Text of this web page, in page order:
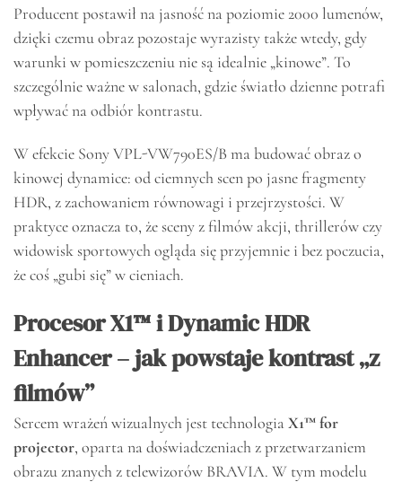
Producent postawił na jasność na poziomie 2000 lumenów,
dzięki czemu obraz pozostaje wyrazisty także wtedy, gdy
warunki w pomieszczeniu nie są idealnie „kinowe”. To
szczególnie ważne w salonach, gdzie światło dzienne potrafi
wpływać na odbiór kontrastu.
W efekcie Sony VPL-VW790ES/B ma budować obraz o
kinowej dynamice: od ciemnych scen po jasne fragmenty
HDR, z zachowaniem równowagi i przejrzystości. W
praktyce oznacza to, że sceny z filmów akcji, thrillerów czy
widowisk sportowych ogląda się przyjemnie i bez poczucia,
że coś „gubi się” w cieniach.
Procesor X1™ i Dynamic HDR
Enhancer – jak powstaje kontrast „z
filmów”
Sercem wrażeń wizualnych jest technologiaX1™ for
projector, oparta na doświadczeniach z przetwarzaniem
obrazu znanych z telewizorów BRAVIA. W tym modelu